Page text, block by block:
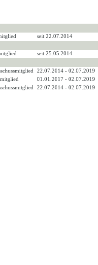
seit 22.07.2014
seit 25.05.2014
22.07.2014 - 02.07.2019
01.01.2017 - 02.07.2019
22.07.2014 - 02.07.2019